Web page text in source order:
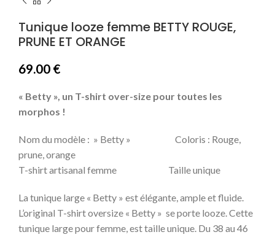
Tunique looze femme BETTY ROUGE,
PRUNE ET ORANGE
69.00 €
« Betty », un T-shirt over-size pour toutes les
morphos !
Nom du modèle : » Betty » Coloris : Rouge,
prune, orange
T-shirt artisanal femme Taille unique
La tunique large « Betty » est élégante, ample et fluide.
L’original T-shirt oversize « Betty » se porte looze. Cette
tunique large pour femme, est taille unique. Du 38 au 46